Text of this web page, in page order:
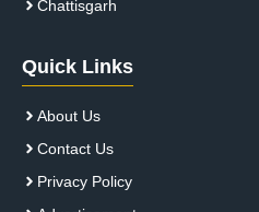
Chattisgarh
Quick Links
About Us
Contact Us
Privacy Policy